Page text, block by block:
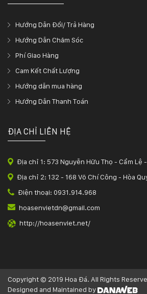
Hướng Dẫn Đổi/ Trả Hàng
Hướng Dẫn Chăm Sóc
Phí Giao Hàng
Cam Kết Chất Lượng
Hướng dẫn mua hàng
Hướng Dẫn Thanh Toán
ĐỊA CHỈ LIÊN HỆ
Địa chỉ 1: 573 Nguyễn Hữu Thọ - Cẩm Lệ
Địa chỉ 2: 132 - 168 Võ Chí Công - Hòa
Điện thoại: 0931.914.968
hoasenvietdn@gmail.com
http://hoasenviet.net/
Copyright © 2019 Hoa Đá. All Rights
Designed and Maintained by